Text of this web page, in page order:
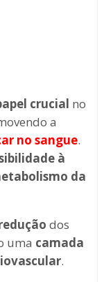
crucial no
a
no sangue.
à
da
dos
uma camada
.